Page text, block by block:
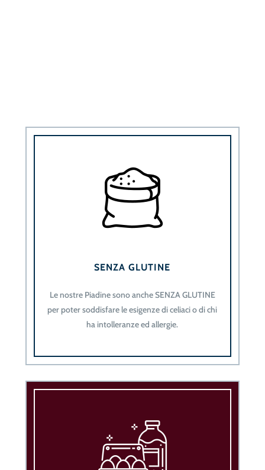
SENZA GLUTINE
Le nostre Piadine sono anche SENZA GLUTINE
per poter soddisfare le esigenze di celiaci o di chi
ha intolleranze ed allergie.